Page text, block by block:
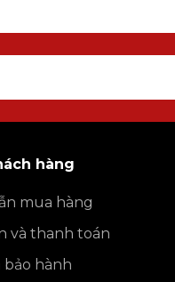
hàng
mua hàng
và thanh toán
bảo hành